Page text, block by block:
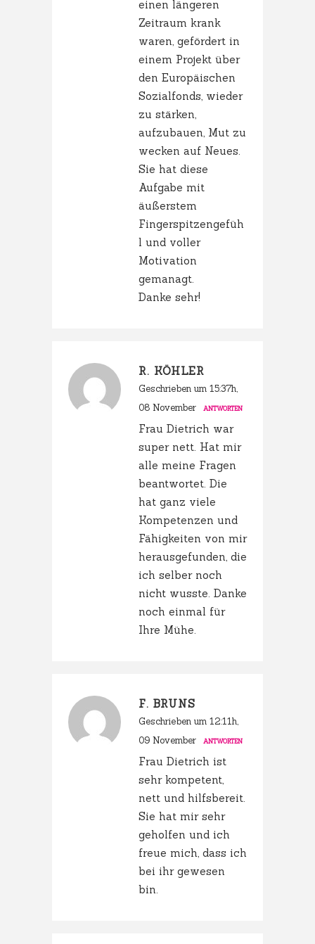
einen längeren
Zeitraum krank
waren, gefördert in
einem Projekt über
den Europäischen
Sozialfonds, wieder
zu stärken,
aufzubauen, Mut zu
wecken auf Neues.
Sie hat diese
Aufgabe mit
äußerstem
Fingerspitzengefüh
l und voller
Motivation
gemanagt.
Danke sehr!
R. KÖHLER
Geschrieben um 15:37h,
08 November
ANTWORTEN
Frau Dietrich war
super nett. Hat mir
alle meine Fragen
beantwortet. Die
hat ganz viele
Kompetenzen und
Fähigkeiten von mir
herausgefunden, die
ich selber noch
nicht wusste. Danke
noch einmal für
Ihre Mühe.
F. BRUNS
Geschrieben um 12:11h,
09 November
ANTWORTEN
Frau Dietrich ist
sehr kompetent,
nett und hilfsbereit.
Sie hat mir sehr
geholfen und ich
freue mich, dass ich
bei ihr gewesen
bin.